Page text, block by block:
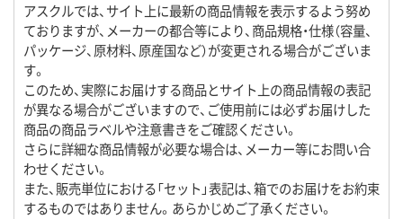
アスクルでは、サイト上に最新の商品情報を表示するよう努め
ておりますが、メーカーの都合等により、商品規格・仕様（容量、
パッケージ、原材料、原産国など）が変更される場合がございま
す。
このため、実際にお届けする商品とサイト上の商品情報の表記
が異なる場合がございますので、ご使用前には必ずお届けした
商品の商品ラベルや注意書きをご確認ください。
さらに詳細な商品情報が必要な場合は、メーカー等にお問い合
わせください。
また、販売単位における「セット」表記は、箱でのお届けをお約束
するものではありません。あらかじめご了承ください。